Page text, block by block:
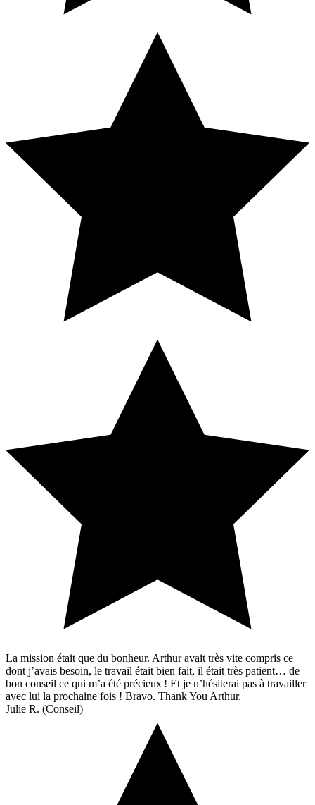
La mission était que du bonheur. Arthur avait très vite compris ce
dont j’avais besoin, le travail était bien fait, il était très patient… de
bon conseil ce qui m’a été précieux ! Et je n’hésiterai pas à travailler
avec lui la prochaine fois ! Bravo. Thank You Arthur.
Julie R. (Conseil)